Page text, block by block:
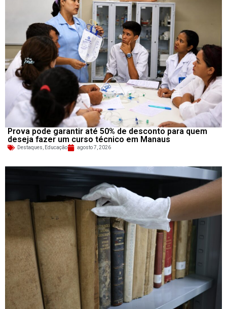
Prova pode garantir até 50% de desconto para quem
deseja fazer um curso técnico em Manaus
Destaques Educação agosto 7, 2026